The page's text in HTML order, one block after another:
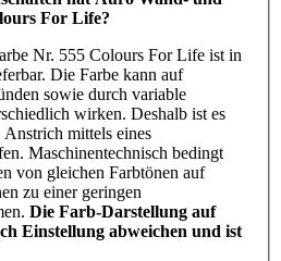
For Life?
Nr. 555 Colours For Life ist in
Die Farbe kann auf
sowie durch variable
wirken. Deshalb ist es
mittels eines
Maschinentechnisch bedingt
von gleichen Farbtönen auf
zu einer geringen
Die Farb-Darstellung auf
Einstellung abweichen und ist